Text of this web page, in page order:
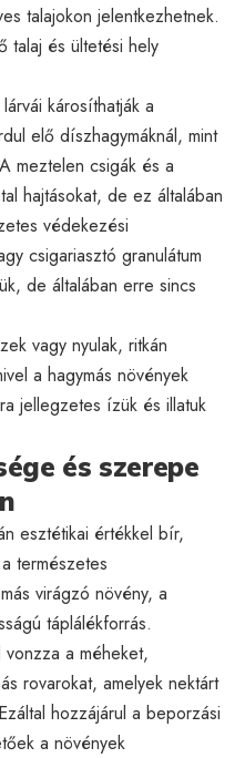
talajokon jelentkezhetnek.
talaj és ültetési hely
lárvái károsíthatják a
elő díszhagymáknál, mint
meztelen csigák és a
hajtásokat, de ez általában
védekezési
csigariasztó granulátum
de általában erre sincs
vagy nyulak, ritkán
a hagymás növények
jellegzetes ízük és illatuk
és szerepe
esztétikai értékkel bír,
természetes
virágzó növény, a
táplálékforrás.
vonzza a méheket,
rovarokat, amelyek nektárt
hozzájárul a beporzási
a növények